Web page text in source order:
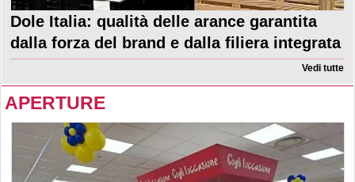
Dole Italia: qualità delle arance garantita
dalla forza del brand e dalla filiera integrata
Vedi tutte
APERTURE